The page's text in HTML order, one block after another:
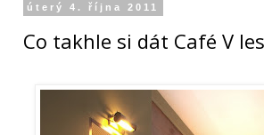
úterý 4. října 2011
Co takhle si dát Café V